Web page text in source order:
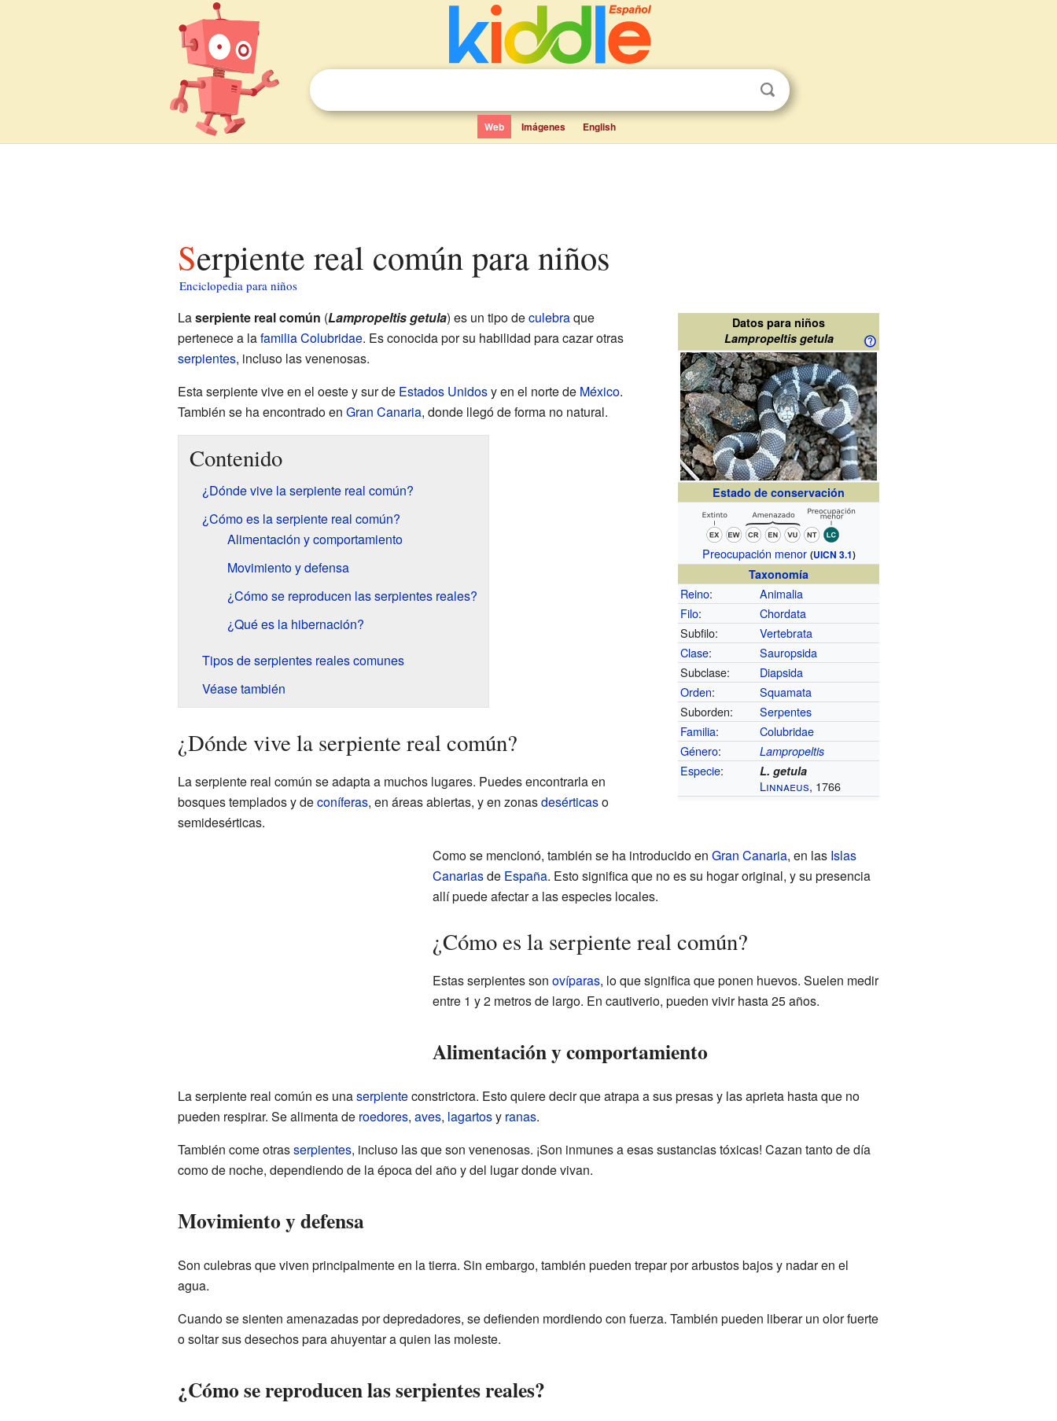
Web Imágenes English
Serpiente real común para niños
Enciclopedia para niños
Datos para niños
Lampropeltis getula
Estado de conservación
Preocupación menor (UICN 3.1)
Taxonomía
Reino:
Animalia
Filo:
Chordata
Subfilo:
Vertebrata
Clase:
Sauropsida
Subclase:
Diapsida
Orden:
Squamata
Suborden:
Serpentes
Familia:
Colubridae
Género: Lampropeltis
Especie: L. getula
Linnaeus, 1766
Laserpiente real común (Lampropeltis getula) es un tipo deculebraque
pertenece a lafamiliaColubridae. Es conocida por su habilidad para cazar otras
serpientes, incluso las venenosas.
Esta serpiente vive en el oeste y sur de Estados Unidosy en el norte de México.
También se ha encontrado en Gran Canaria, donde llegó de forma no natural.
Contenido
¿Dónde vive la serpiente real común?
¿Cómo es la serpiente real común?
Alimentación y comportamiento
Movimiento y defensa
¿Cómo se reproducen las serpientes reales?
¿Qué es la hibernación?
Tipos de serpientes reales comunes
Véase también
¿Dónde vive la serpiente real común?
La serpiente real común se adapta a muchos lugares. Puedes encontrarla en
bosques templados y deconíferas, en áreas abiertas, y en zonasdesérticaso
semidesérticas.
Como se mencionó, también se ha introducido en Gran Canaria, en las Islas
Canariasde España. Esto significa que no es su hogar original, y su presencia
allí puede afectar a las especies locales.
¿Cómo es la serpiente real común?
Estas serpientes son ovíparas, lo que significa que ponen huevos. Suelen medir
entre 1 y 2 metros de largo. En cautiverio, pueden vivir hasta 25 años.
Alimentación y comportamiento
La serpiente real común es unaserpienteconstrictora. Esto quiere decir que atrapa a sus presas y las aprieta hasta que no
pueden respirar. Se alimenta de roedores, aves, lagartosy ranas.
También come otrasserpientes, incluso las que son venenosas. ¡Son inmunes a esas sustancias tóxicas! Cazan tanto de día
como de noche, dependiendo de la época del año y del lugar donde vivan.
Movimiento y defensa
Son culebras que viven principalmente en la tierra. Sin embargo, también pueden trepar por arbustos bajos y nadar en el
agua.
Cuando se sienten amenazadas por depredadores, se defienden mordiendo con fuerza. También pueden liberar un olor fuerte
o soltar sus desechos para ahuyentar a quien las moleste.
¿Cómo se reproducen las serpientes reales?